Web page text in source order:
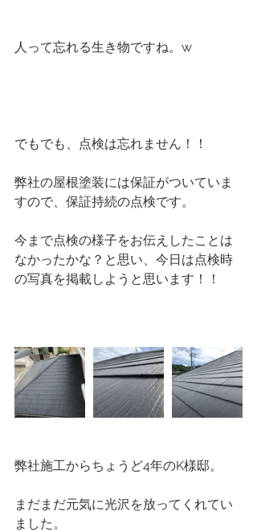
人って忘れる生き物ですね。w
でもでも、点検は忘れません！！
弊社の屋根塗装には保証がついていま
すので、保証持続の点検です。
今まで点検の様子をお伝えしたことは
なかったかな？と思い、今日は点検時
の写真を掲載しようと思います！！
弊社施工からちょうど4年のK様邸。
まだまだ元気に光沢を放ってくれてい
ました。